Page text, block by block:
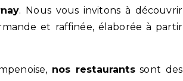
. Nous vous invitons à découvrir
et raffinée, élaborée à partir
nos restaurantssont des